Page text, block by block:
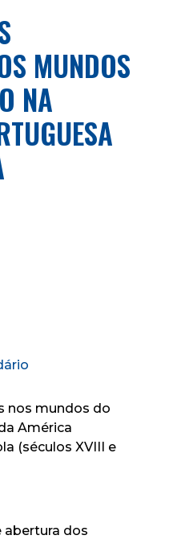
MUNDOS
NA
nos mundos do
América
(séculos XVIII e
abertura dos